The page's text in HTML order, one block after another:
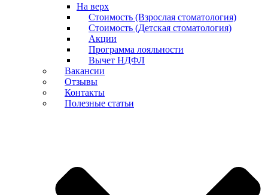
На верх
Стоимость (Взрослая стоматология)
Стоимость (Детская стоматология)
Акции
Программа лояльности
Вычет НДФЛ
Вакансии
Отзывы
Контакты
Полезные статьи